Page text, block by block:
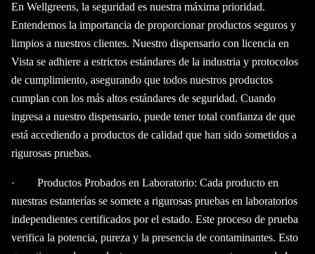
En Wellgreens, la seguridad es nuestra máxima prioridad.
Entendemos la importancia de proporcionar productos seguros y
limpios a nuestros clientes. Nuestro dispensario con licencia en
Vista se adhiere a estrictos estándares de la industria y protocolos
de cumplimiento, asegurando que todos nuestros productos
cumplan con los más altos estándares de seguridad. Cuando
ingresa a nuestro dispensario, puede tener total confianza de que
está accediendo a productos de calidad que han sido sometidos a
rigurosas pruebas.
· Productos Probados en Laboratorio: Cada producto en
nuestras estanterías se somete a rigurosas pruebas en laboratorios
independientes certificados por el estado. Este proceso de prueba
verifica la potencia, pureza y la presencia de contaminantes. Esto